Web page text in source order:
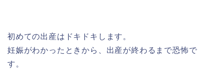
初めての出産はドキドキします。
妊娠がわかったときから、出産が終わるまで恐怖で
す。